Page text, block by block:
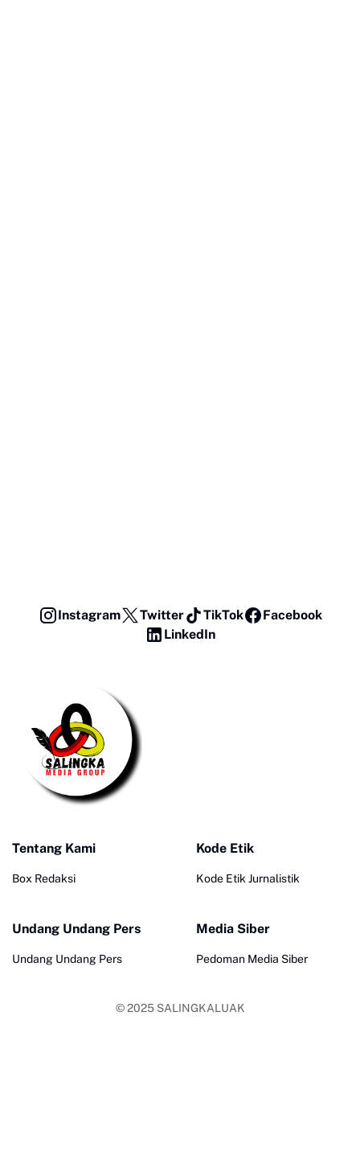
Instagram Twitter TikTok
Facebook
LinkedIn
Tentang Kami
Box Redaksi
Kode Etik
Kode Etik Jurnalistik
Undang Undang Pers
Undang Undang Pers
Media Siber
Pedoman Media Siber
© 2025 SALINGKALUAK